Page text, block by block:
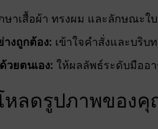
ษาเสื้อผ้า ทรงผม และลักษณะใ
งถูกต้อง: เข้าใจคำสั่งและบริบ
วยตนเอง: ให้ผลลัพธ์ระดับมืออ
หลดรูปภาพของ